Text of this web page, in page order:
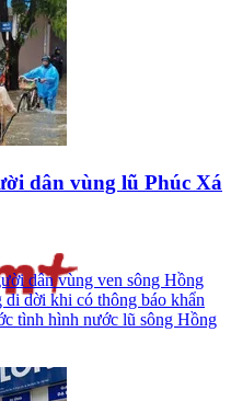
dân vùng lũ Phúc Xá
dân vùng ven sông Hồng
di dời khi có thông báo khẩn
tình hình nước lũ sông Hồng